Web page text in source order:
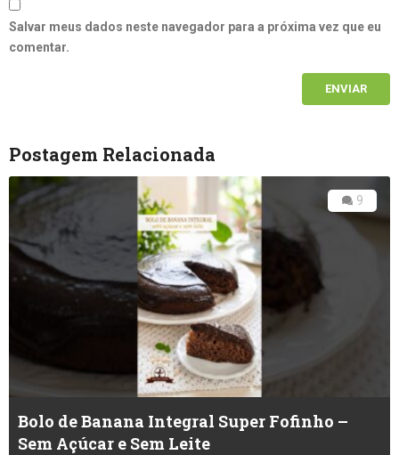
Salvar meus dados neste navegador para a próxima vez que eu
comentar.
Postagem Relacionada
9
Bolo de Banana Integral Super Fofinho –
Sem Açúcar e Sem Leite